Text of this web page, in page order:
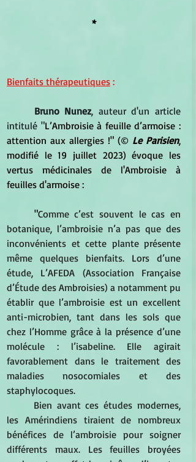
*
Bienfaits thérapeutiques :
Bruno Nunez, auteur d'un article
intitulé "L’Ambroisie à feuille d’armoise :
attention aux allergies !" (© Le Parisien,
modifié le 19 juillet 2023) évoque les
vertus médicinales de l'Ambroisie à
feuilles d'armoise :
	"
Comme c’est souvent le cas en
botanique, l’ambroisie n’a pas que des
inconvénients et cette plante présente
même quelques bienfaits. Lors d’une
étude, L’AFEDA (Association Française
d’Étude des Ambroisies) a notamment pu
établir que l’ambroisie est un excellent
anti-microbien, tant dans les sols que
chez l’Homme grâce à la présence d’une
molécule : l’isabeline. Elle agirait
favorablement dans le traitement des
maladies nosocomiales et des
staphylocoques.
les Amérindiens tiraient de nombreux
bénéfices de l’ambroisie pour soigner
différents maux. Les feuilles broyées